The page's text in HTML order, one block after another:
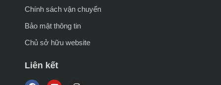
Chính sách vận chuyển
Bảo mật thông tin
Chủ sở hữu website
Liên kết